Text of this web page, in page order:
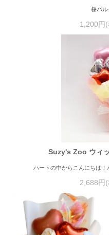
桜バル
1,200円
Suzy's Zoo ウィ
ハートの中からこんにちは！
2,688円